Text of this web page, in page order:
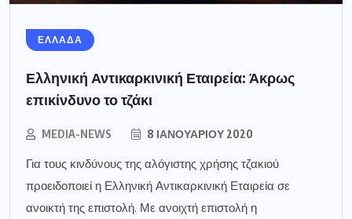
ΕΛΛΑΔΑ
Ελληνική Αντικαρκινική Εταιρεία: Άκρως
επικίνδυνο το τζάκι
MEDIA-NEWS 8 ΙΑΝΟΥΑΡΊΟΥ 2020
Για τους κινδύνους της αλόγιστης χρήσης τζακιού
προειδοποιεί η Ελληνική Αντικαρκινική Εταιρεία σε
ανοικτή της επιστολή. Με ανοιχτή επιστολή η